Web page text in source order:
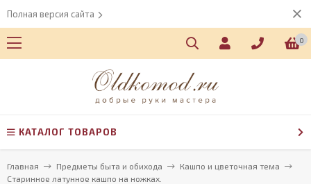
Полная версия сайта
0
КАТАЛОГ ТОВАРОВ
Главная Предметы быта и обихода
Кашпо и цветочная тема
Старинное латунное кашпо на ножках.